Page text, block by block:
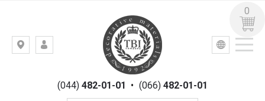
Київ,
Гоголівська,(044)482-01-01 • (066) 482-01-01
УКР РУС
0